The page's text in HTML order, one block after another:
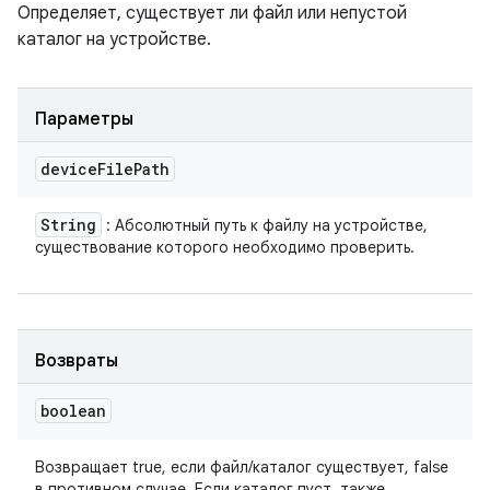
Определяет, существует ли файл или непустой
каталог на устройстве.
Параметры
deviceFilePath
String
: Абсолютный путь к файлу на устройстве,
существование которого необходимо проверить.
Возвраты
boolean
Возвращает true, если файл/каталог существует, false